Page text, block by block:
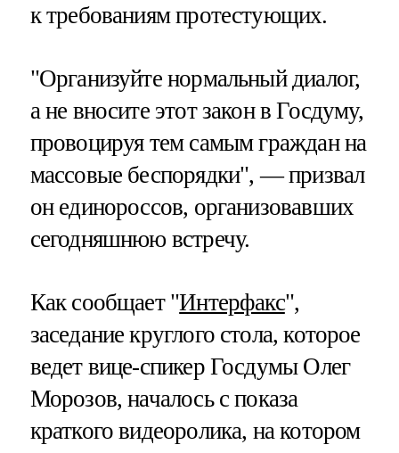
к требованиям протестующих.
"Организуйте нормальный диалог,
а не вносите этот закон в Госдуму,
провоцируя тем самым граждан на
массовые беспорядки", — призвал
он единороссов, организовавших
сегодняшнюю встречу.
Как сообщает "Интерфакс",
заседание круглого стола, которое
ведет вице-спикер Госдумы Олег
Морозов, началось с показа
краткого видеоролика, на котором